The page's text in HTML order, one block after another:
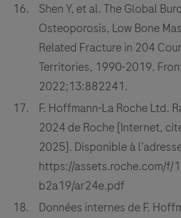
Shen Y, et al. The Global
Osteoporosis, Low Bone
Related Fracture in 204
Territories, 1990-2019.
2022;13:882241.
F. Hoffmann-La Roche Ltd.
2024 de Roche [Internet,
2025]. Disponible à
https://assets.roche.com/f/
b2a19/ar24e.pdf
Données internes de F.